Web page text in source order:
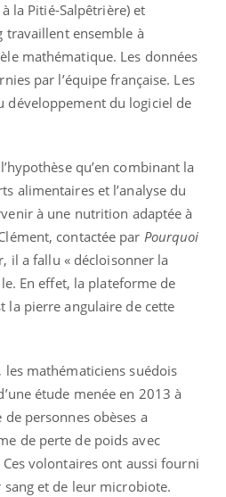
la Pitié-Salpêtrière) et
travaillent ensemble à
mathématique. Les données
par l’équipe française. Les
développement du logiciel de
qu’en combinant la
alimentaires et l’analyse du
à une nutrition adaptée à
contactée par Pourquoi
il a fallu « décloisonner la
En effet, la plateforme de
la pierre angulaire de cette
mathématiciens suédois
étude menée en 2013 à
de personnes obèses a
de perte de poids avec
volontaires ont aussi fourni
et de leur microbiote.